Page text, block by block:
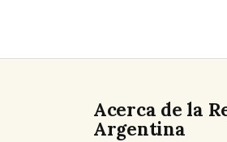
Acerca de la
Argentina